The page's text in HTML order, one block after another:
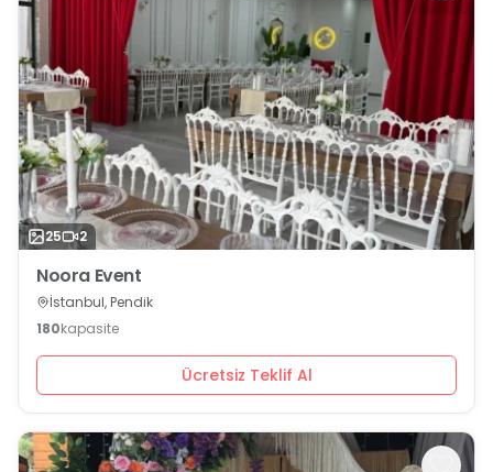
25 2
Noora Event
İstanbul, Pendik
180kapasite
Ücretsiz Teklif Al